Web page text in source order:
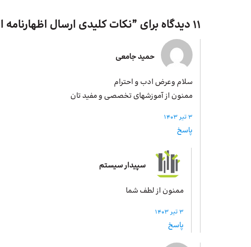
11 دیدگاه برای ” نکات کلیدی ارسال
حمید جامعی
سلام وعرض ادب و احترام
ممنون از آموزشهای تخصصی و مفید تان
3 تیر 1403
پاسخ
سپیدار سیستم
ممنون از لطف شما
3 تیر 1403
پاسخ